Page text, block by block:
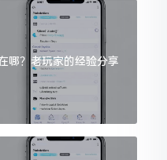
哪？老玩家的经验分享